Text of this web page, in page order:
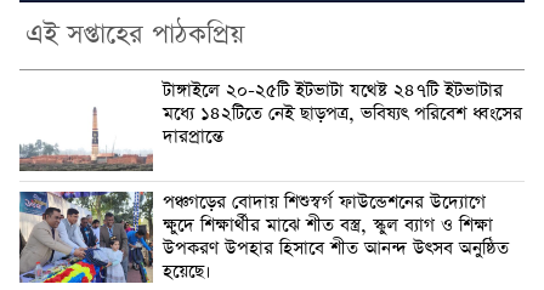
এই সপ্তাহের পাঠকপ্রিয়
টাঙ্গাইলে ২০-২৫টি ইটভাটা যথেষ্ট ২৪৭টি ইটভাটার
মধ্যে ১৪২টিতে নেই ছাড়পত্র, ভবিষ্যৎ পরিবেশ ধ্বংসের
দারপ্রান্তে
পঞ্চগড়ের বোদায় শিশুস্বর্গ ফাউন্ডেশনের উদ্যোগে
ক্ষুদে শিক্ষার্থীর মাঝে শীত বস্ত্র, স্কুল ব্যাগ ও শিক্ষা
উপকরণ উপহার হিসাবে শীত আনন্দ উৎসব অনুষ্ঠিত
হয়েছে।